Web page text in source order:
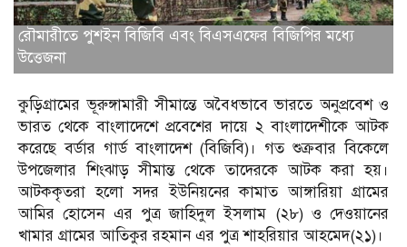
রৌমারীতে পুশইন বিজিবি এবং বিএসএফের বিজিপির মধ‍্যে
উত্তেজনা
কুড়িগ্রামের ভূরুঙ্গামারী সীমান্তে অবৈধভাবে ভারতে অনুপ্রবেশ ও
ভারত থেকে বাংলাদেশে প্রবেশের দায়ে ২ বাংলাদেশীকে আটক
করেছে বর্ডার গার্ড বাংলাদেশ (বিজিবি)। গত শুক্রবার বিকেলে
উপজেলার শিংঝাড় সীমান্ত থেকে তাদেরকে আটক করা হয়।
আটককৃতরা হলো সদর ইউনিয়নের কামাত আঙ্গারিয়া গ্রামের
আমির হোসেন এর পুত্র জাহিদুল ইসলাম (২৮) ও দেওয়ানের
খামার গ্রামের আতিকুর রহমান এর পুত্র শাহরিয়ার আহমেদ(২১)।